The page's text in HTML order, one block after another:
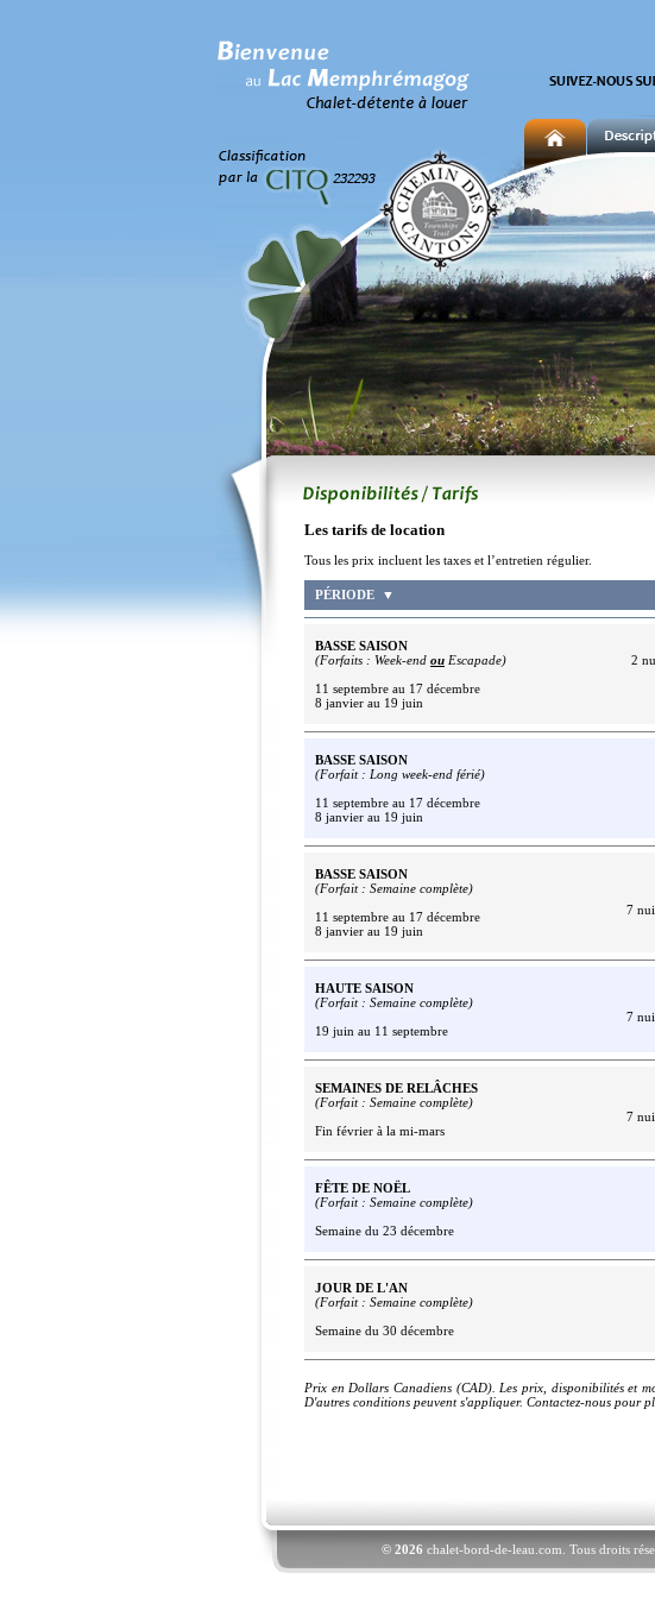
Les tarifs de location
Tous les prix incluent les taxes et
PÉRIODE ▼
BASSE SAISON
(Forfaits : Week-end ou Escapade)
11 septembre au 17 décembre
8 janvier au 19 juin
2
BASSE SAISON
(Forfait : Long week-end férié)
11 septembre au 17 décembre
8 janvier au 19 juin
BASSE SAISON
(Forfait : Semaine complète)
11 septembre au 17 décembre
8 janvier au 19 juin
7
HAUTE SAISON
(Forfait : Semaine complète)
19 juin au 11 septembre
7
SEMAINES DE RELÂCHES
(Forfait : Semaine complète)
Fin février à la mi-mars
7
FÊTE DE NOËL
(Forfait : Semaine complète)
Semaine du 23 décembre
JOUR DE L'AN
(Forfait : Semaine complète)
Semaine du 30 décembre
Prix en Dollars Canadiens (CAD). Les prix , disponibilités et
D'autres conditions peuvent s'appliquer. Contactez-nous pour
© 2026 chalet-bord-de-leau.com. Tous droits